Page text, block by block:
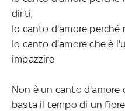
dirti,
Io canto d'amore
Io canto d'amore che è
impazzire
Non è un canto d'amore
basta il tempo di un fiore